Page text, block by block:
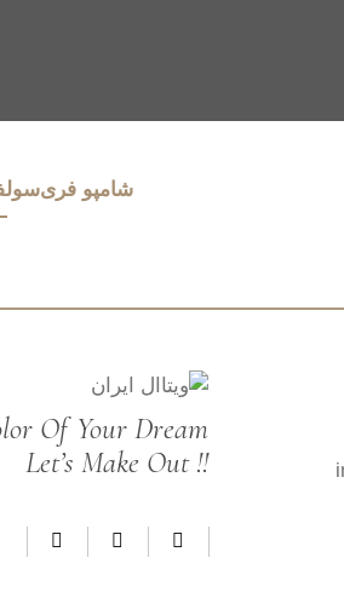
شامپو
Of Your Dream
Let’s Make Out !!